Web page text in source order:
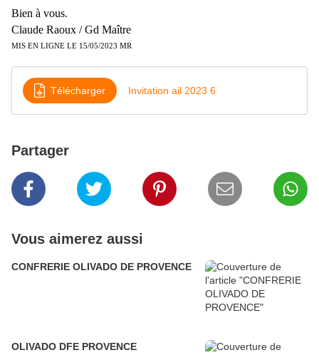
Bien à vous.
Claude Raoux / Gd Maître
MIS EN LIGNE LE 15/05/2023 MR
Télécharger Invitation ail 2023 6
Partager
Vous aimerez aussi
CONFRERIE OLIVADO DE PROVENCE
OLIVADO DFE PROVENCE